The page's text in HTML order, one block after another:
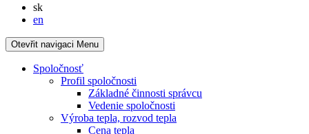
skSlovensky
en
Otevřit navigaci Menu
Spoločnosť
Profil spoločnosti
Základné činnosti správcu
Vedenie spoločnosti
Výroba tepla, rozvod tepla
Cena tepla